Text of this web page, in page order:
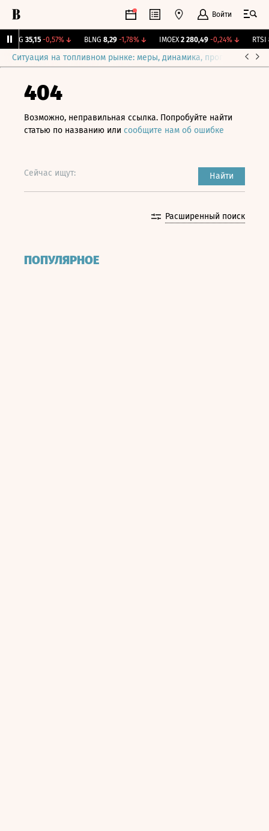
Войти
35,15 -0,57%↓ BLNG 8,29 -1,78%↓ IMOEX 2 280,49 -0,24%↓ RTSI
Ситуация на топливном рынке: меры, динамика, прогнозы
404
Возможно, неправильная ссылка. Попробуйте найти
статью по названию или сообщите нам об ошибке
Сейчас ищут: Найти
Расширенный поиск
ПОПУЛЯРНОЕ